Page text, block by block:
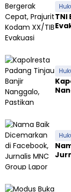
TNI